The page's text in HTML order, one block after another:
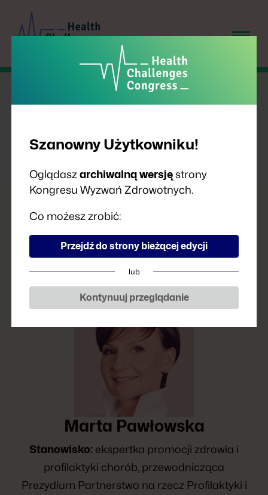
Marta Pawłowska
Stanowisko: ekspertka promocji zdrowia i
profilaktyki chorób, przewodnicząca
Prezydium Partnerstwa na rzecz Profilaktyki i
Szanowny Użytkowniku!
Oglądaszarchiwalną wersjęstrony
Kongresu Wyzwań Zdrowotnych.
Co możesz zrobić:
Przejdź do strony bieżącej edycji
lub
Kontynuuj przeglądanie